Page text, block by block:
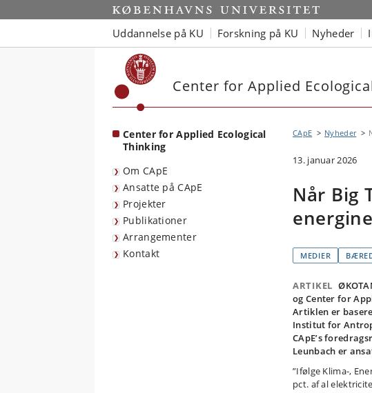
Start
Uddannelse på KU Forskning på KU Nyheder
Center for Applied
Center for Applied Ecological
Thinking
Om CApE
Ansatte på CApE
Projekter
Publikationer
Arrangementer
Kontakt
CApE Nyheder
13. januar 2026
Når Big
MEDIER
ARTIKEL
og Center for
Artiklen er
Institut for
CApE’s
Leunbach er
”Ifølge Klima-,
pct. af al